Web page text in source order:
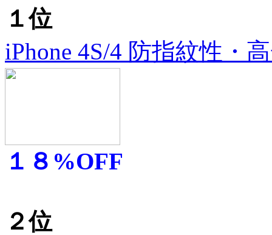
１位
iPhone 4S/4 防指紋性・
１８%OFF
２位